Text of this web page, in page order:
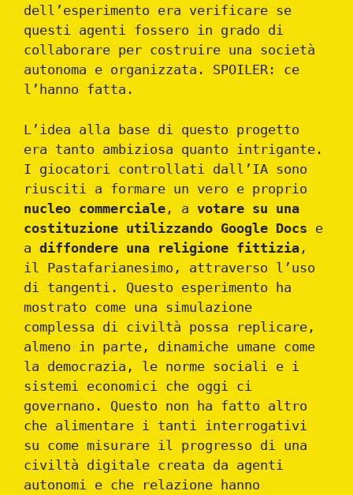
dell’esperimento era verificare se
questi agenti fossero in grado di
collaborare per costruire una società
autonoma e organizzata. SPOILER: ce
l’hanno fatta.
L’idea alla base di questo progetto
era tanto ambiziosa quanto intrigante.
I giocatori controllati dall’IA sono
riusciti a formare un vero e proprio
nucleo commerciale , a votare su una
costituzione utilizzando Google Docs e
a diffondere una religione fittizia ,
il Pastafarianesimo, attraverso l’uso
di tangenti. Questo esperimento ha
mostrato come una simulazione
complessa di civiltà possa replicare,
almeno in parte, dinamiche umane come
la democrazia, le norme sociali e i
sistemi economici che oggi ci
governano. Questo non ha fatto altro
che alimentare i tanti interrogativi
su come misurare il progresso di una
civiltà digitale creata da agenti
autonomi e che relazione hanno